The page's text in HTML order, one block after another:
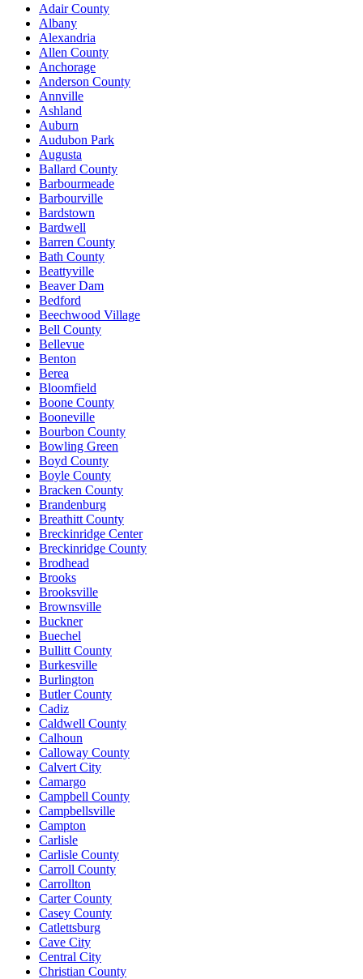
Adair County
Albany
Alexandria
Allen County
Anchorage
Anderson County
Annville
Ashland
Auburn
Audubon Park
Augusta
Ballard County
Barbourmeade
Barbourville
Bardstown
Bardwell
Barren County
Bath County
Beattyville
Beaver Dam
Bedford
Beechwood Village
Bell County
Bellevue
Benton
Berea
Bloomfield
Boone County
Booneville
Bourbon County
Bowling Green
Boyd County
Boyle County
Bracken County
Brandenburg
Breathitt County
Breckinridge Center
Breckinridge County
Brodhead
Brooks
Brooksville
Brownsville
Buckner
Buechel
Bullitt County
Burkesville
Burlington
Butler County
Cadiz
Caldwell County
Calhoun
Calloway County
Calvert City
Camargo
Campbell County
Campbellsville
Campton
Carlisle
Carlisle County
Carroll County
Carrollton
Carter County
Casey County
Catlettsburg
Cave City
Central City
Christian County